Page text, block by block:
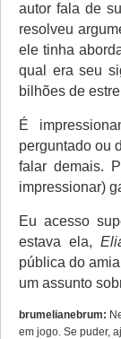
autor fala de
resolveu
ele tinha
qual era seu
bilhões de
É
perguntado ou
falar demais.
impressionar)
Eu acesso
estava ela,
pública do
um assunto
brumelianebrum:
em jogo. Se puder,